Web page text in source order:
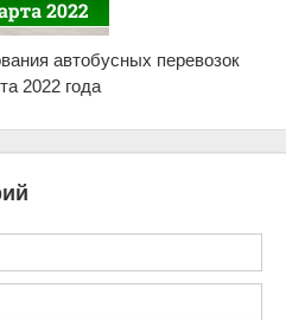
автобусных перевозок
2022 года